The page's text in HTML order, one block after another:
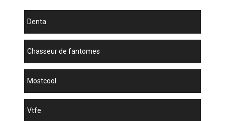
denta
chasseur de fantomes
mostcool
vtfe